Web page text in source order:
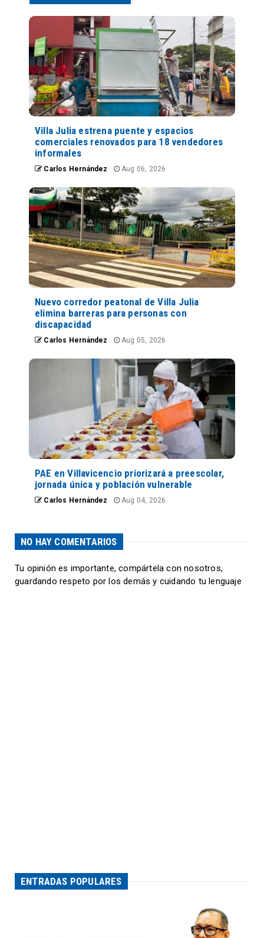
Villa Julia estrena puente y espacios
comerciales renovados para 18 vendedores
informales
Carlos Hernández Aug 06, 2026
Nuevo corredor peatonal de Villa Julia
elimina barreras para personas con
discapacidad
Carlos Hernández Aug 05, 2026
PAE en Villavicencio priorizará a preescolar,
jornada única y población vulnerable
Carlos Hernández Aug 04, 2026
NO HAY COMENTARIOS
Tu opinión es importante, compártela con nosotros,
guardando respeto por los demás y cuidando tu lenguaje
ENTRADAS POPULARES